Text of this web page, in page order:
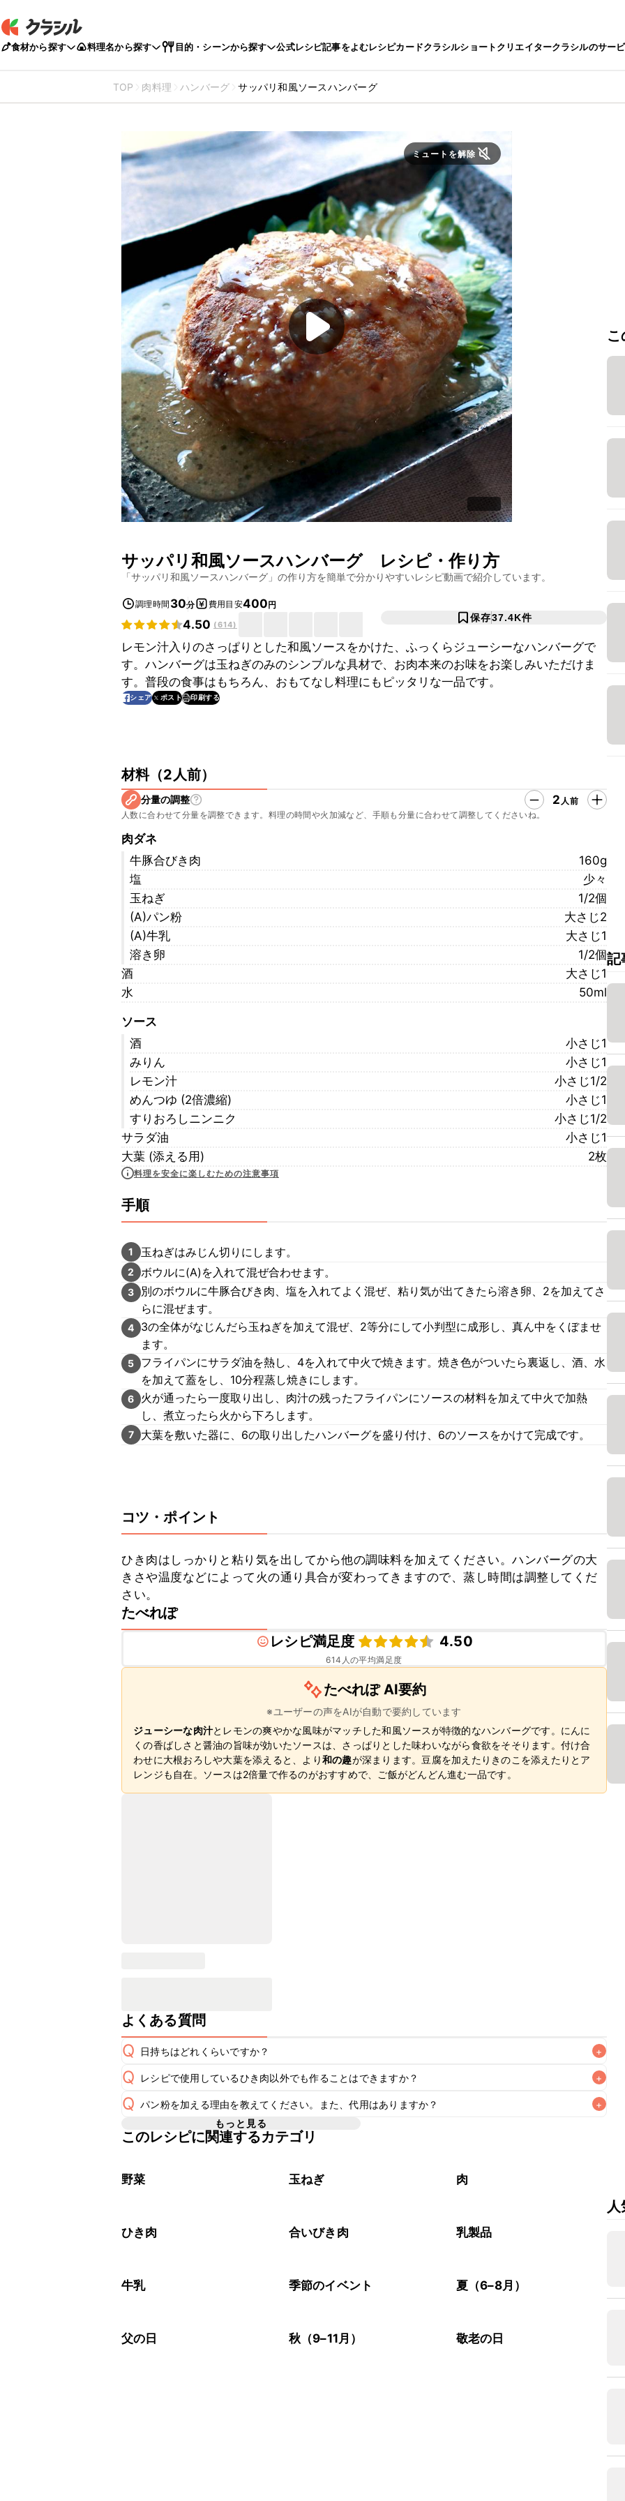
食材から探す 料理名から探す 目的・シーンから探す 公式レシピ記事をよむレシピカードクラシルショートクリエイタークラシルのサー
TOP 肉料理 ハンバーグ サッパリ和風ソースハンバーグ
ミュートを解除
サッパリ和風ソースハンバーグレシピ・作り方
「サッパリ和風ソースハンバーグ 」の作り方を簡単で分かりやすいレシピ動画で紹介しています。
調理時間 30分 費用目安400円
4.50 (614)
保存37.4K件
レモン汁入りのさっぱりとした和風ソースをかけた、ふっくらジューシーなハンバーグで
す。ハンバーグは玉ねぎのみのシンプルな具材で、お肉本来のお味をお楽しみいただけま
す。普段の食事はもちろん、おもてなし料理にもピッタリな一品です。
シェア ポスト 印刷する
材料（2人前）
分量の調整 2 人前
人数に合わせて分量を調整できます。料理の時間や火加減など、手順も分量に合わせて調整してくださいね。
肉ダネ
牛豚合びき肉
160g
塩
少々
玉ねぎ
1/2個
(A)パン粉
大さじ2
(A)牛乳
大さじ1
溶き卵
1/2個
酒
大さじ1
水
50ml
ソース
酒
小さじ1
みりん
小さじ1
レモン汁
小さじ1/2
めんつゆ (2倍濃縮)
小さじ1
すりおろしニンニク
小さじ1/2
サラダ油
小さじ1
大葉 (添える用)
2枚
料理を安全に楽しむための注意事項
手順
1 玉ねぎはみじん切りにします。
2 ボウルに(A)を入れて混ぜ合わせます。
3
別のボウルに牛豚合びき肉、塩を入れてよく混ぜ、粘り気が出てきたら溶き卵、2を加えてさ
らに混ぜます。
4
3の全体がなじんだら玉ねぎを加えて混ぜ、2等分にして小判型に成形し、真ん中をくぼませ
ます。
5
フライパンにサラダ油を熱し、4を入れて中火で焼きます。焼き色がついたら裏返し、酒、水
を加えて蓋をし、10分程蒸し焼きにします。
6
火が通ったら一度取り出し、肉汁の残ったフライパンにソースの材料を加えて中火で加熱
し、煮立ったら火から下ろします。
7 大葉を敷いた器に、6の取り出したハンバーグを盛り付け、6のソースをかけて完成です。
コツ・ポイント
ひき肉はしっかりと粘り気を出してから他の調味料を加えてください。ハンバーグの大
きさや温度などによって火の通り具合が変わってきますので、蒸し時間は調整してくだ
さい。
たべれぽ
レシピ満足度
4.50
614 人の平均満足度
たべれぽ AI要約
※ユーザーの声をAIが自動で要約しています
ジューシーな肉汁とレモンの爽やかな風味がマッチした和風ソースが特徴的なハンバーグです。にんに
くの香ばしさと醤油の旨味が効いたソースは、さっぱりとした味わいながら食欲をそそります。付け合
わせに大根おろしや大葉を添えると、より和の趣が深まります。豆腐を加えたりきのこを添えたりとア
レンジも自在。ソースは2倍量で作るのがおすすめで、ご飯がどんどん進む一品です。
よくある質問
Q 日持ちはどれくらいですか？ +
A
保存期間は冷蔵で翌日中が目安です。なるべくお早めにお召し上がりください。
※日持ちは目安です。こちら
Q レシピで使用しているひき肉以外でも作ることはできますか？ +
A
Q パン粉を加える理由を教えてください。また、代用はありますか？ +
A
パン粉は肉だねの固さを調節し、加熱した際に肉汁を閉じ込めてジューシーに仕上げる役割があり
もっと見る
このレシピに関連するカテゴリ
野菜 玉ねぎ 肉
ひき肉 合いびき肉 乳製品
牛乳 季節のイベント 夏（6–8月）
父の日 秋（9–11月） 敬老の日
記